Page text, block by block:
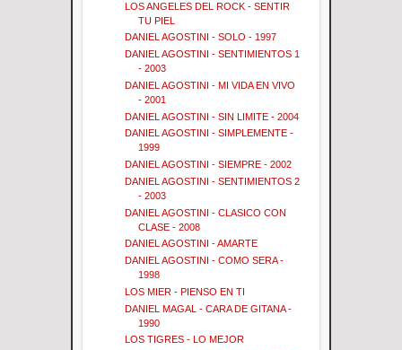
LOS ANGELES DEL ROCK - SENTIR
TU PIEL
DANIEL AGOSTINI - SOLO - 1997
DANIEL AGOSTINI - SENTIMIENTOS 1
- 2003
DANIEL AGOSTINI - MI VIDA EN VIVO
- 2001
DANIEL AGOSTINI - SIN LIMITE - 2004
DANIEL AGOSTINI - SIMPLEMENTE -
1999
DANIEL AGOSTINI - SIEMPRE - 2002
DANIEL AGOSTINI - SENTIMIENTOS 2
- 2003
DANIEL AGOSTINI - CLASICO CON
CLASE - 2008
DANIEL AGOSTINI - AMARTE
DANIEL AGOSTINI - COMO SERA -
1998
LOS MIER - PIENSO EN TI
DANIEL MAGAL - CARA DE GITANA -
1990
LOS TIGRES - LO MEJOR